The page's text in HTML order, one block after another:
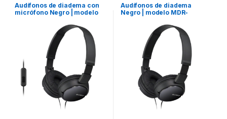
Audífonos de diadema con
micrófono Negro | modelo
Audífonos de diadema
Negro | modelo MDR-